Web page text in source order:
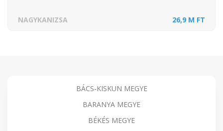
NAGYKANIZSA 26,9 M FT
BÁCS-KISKUN MEGYE
BARANYA MEGYE
BÉKÉS MEGYE